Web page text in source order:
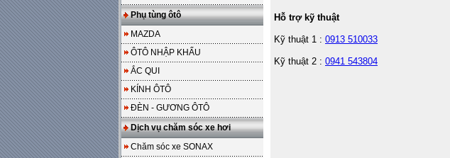
Phụ tùng ôtô
MAZDA
ÔTÔ NHẬP KHẨU
ẮC QUI
KÍNH ÔTÔ
ĐÈN - GƯƠNG ÔTÔ
Dịch vụ chăm sóc xe hơi
Chăm sóc xe SONAX
Hỗ trợ kỹ thuật
Kỹ thuật 1 : 0913 510033
Kỹ thuật 2 : 0941 543804